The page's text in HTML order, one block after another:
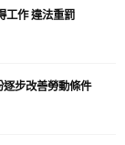
工作 違法重罰
逐步改善勞動條件